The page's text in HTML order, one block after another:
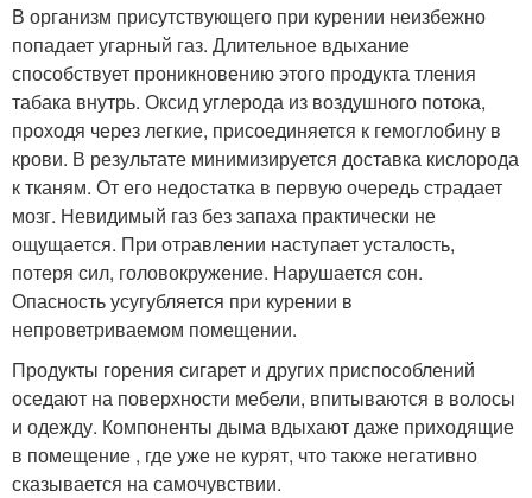
В организм присутствующего при курении неизбежно
попадает угарный газ. Длительное вдыхание
способствует проникновению этого продукта тления
табака внутрь. Оксид углерода из воздушного потока,
проходя через легкие, присоединяется к гемоглобину в
крови. В результате минимизируется доставка кислорода
к тканям. От его недостатка в первую очередь страдает
мозг. Невидимый газ без запаха практически не
ощущается. При отравлении наступает усталость,
потеря сил, головокружение. Нарушается сон.
Опасность усугубляется при курении в
непроветриваемом помещении.
Продукты горения сигарет и других приспособлений
оседают на поверхности мебели, впитываются в волосы
и одежду. Компоненты дыма вдыхают даже приходящие
в помещение , где уже не курят, что также негативно
сказывается на самочувствии.